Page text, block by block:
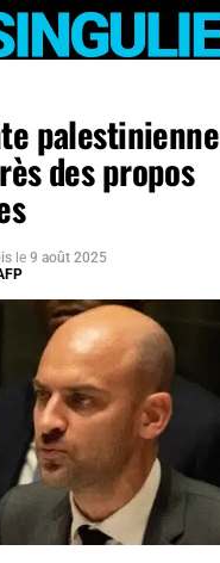
palestinienne
des propos
le 9 août 2025